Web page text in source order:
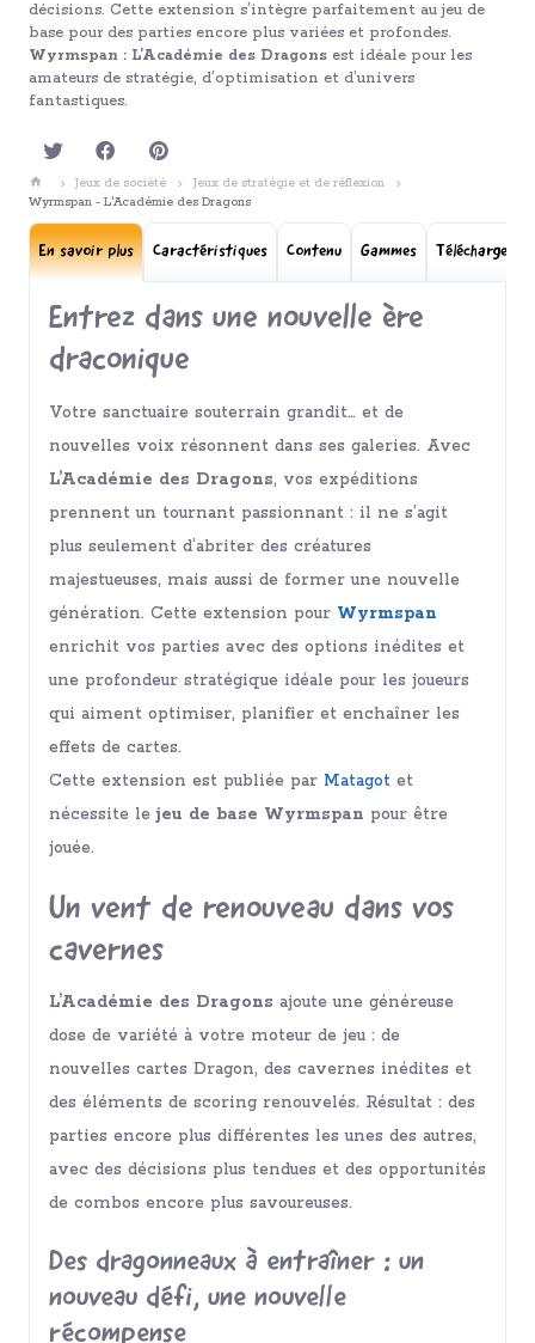
décisions. Cette extension s’intègre parfaitement au jeu de
base pour des parties encore plus variées et profondes.
Wyrmspan : L’Académie des Dragons est idéale pour les
amateurs de stratégie, d’optimisation et d’univers
fantastiques.
Jeux de société
Jeux de stratégie et de réflexion
Wyrmspan - L'Académie des Dragons
En savoir plus Caractéristiques Contenu Gammes
Entrez dans une nouvelle ère
draconique
Votre sanctuaire souterrain grandit… et de
nouvelles voix résonnent dans ses galeries. Avec
L’Académie des Dragons, vos expéditions
prennent un tournant passionnant : il ne s’agit
plus seulement d’abriter des créatures
majestueuses, mais aussi de former une nouvelle
génération. Cette extension pour Wyrmspan
enrichit vos parties avec des options inédites et
une profondeur stratégique idéale pour les joueurs
qui aiment optimiser, planifier et enchaîner les
effets de cartes.
Cette extension est publiée par Matagot et
nécessite lejeu de base Wyrmspan pour être
jouée.
Un vent de renouveau dans vos
cavernes
L’Académie des Dragons ajoute une généreuse
dose de variété à votre moteur de jeu : de
nouvelles cartes Dragon, des cavernes inédites et
des éléments de scoring renouvelés. Résultat : des
parties encore plus différentes les unes des autres,
avec des décisions plus tendues et des opportunités
de combos encore plus savoureuses.
Des dragonneaux à entraîner : un
nouveau défi, une nouvelle
récompense